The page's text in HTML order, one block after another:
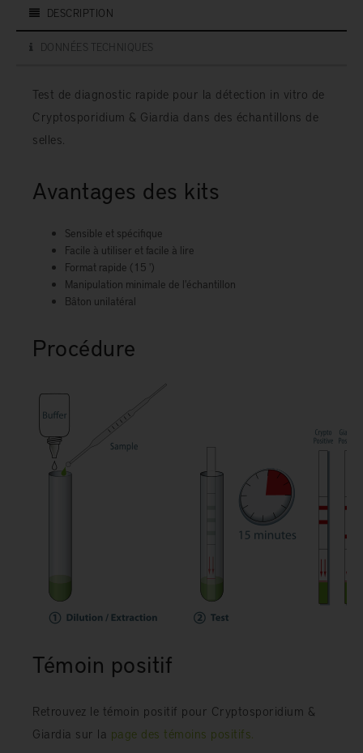
DESCRIPTION
DONNÉES TECHNIQUES
Test de diagnostic rapide pour la détection in vitro de
Cryptosporidium & Giardia dans des échantillons de
selles.
Avantages des kits
Sensible et spécifique
Facile à utiliser et facile à lire
Format rapide (15 ')
Manipulation minimale de l'échantillon
Bâton unilatéral
Procédure
Témoin positif
Retrouvez le témoin positif pour Cryptosporidium &
Giardia sur la page des témoins positifs.